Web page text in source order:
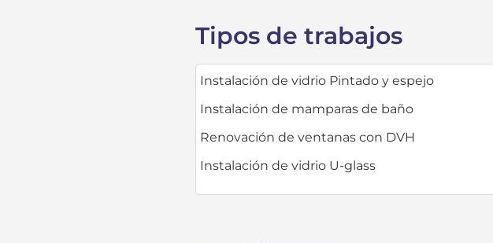
Tipos de trabajos
Instalación de vidrio Pintado y espejo
Instalación de mamparas de baño
Renovación de ventanas con DVH
Instalación de vidrio U-glass